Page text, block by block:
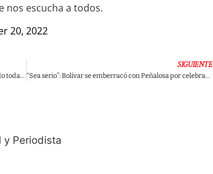
nos escucha a todos.
20, 2022
“Los Estados Unidos prácticamente están arruinando todas las economías del mundo”: Gustavo Petro
SIGUIENTE
“Sea serio”: Bolívar se emberracó con Peñalosa por celebrar la llegada de los vagones del metro.
y Periodista